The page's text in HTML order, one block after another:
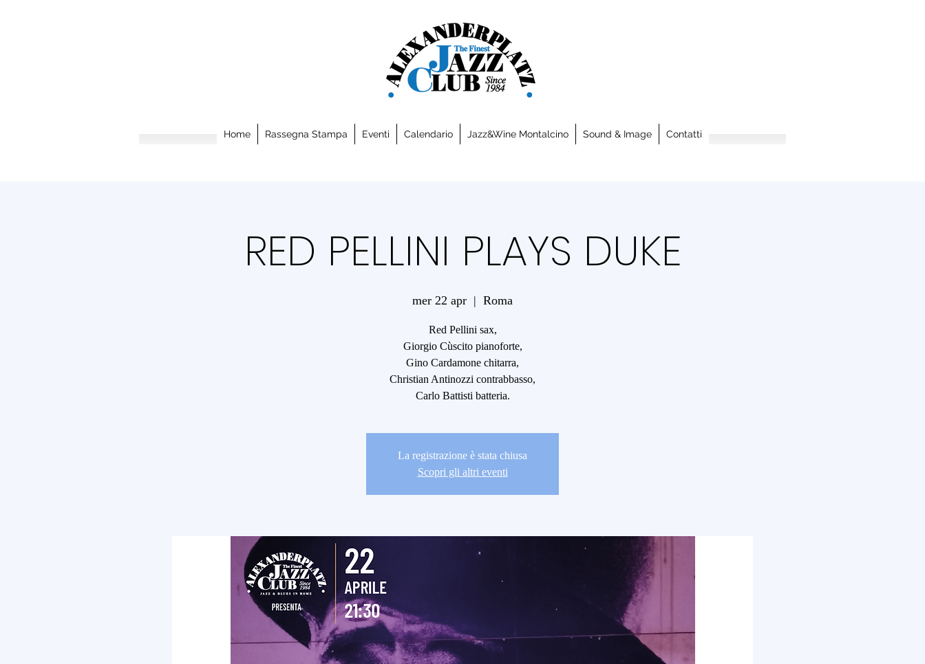
Home Rassegna Stampa Eventi Calendario Jazz&Wine Montalcino Sound & Image Contatti
RED PELLINI PLAYS DUKE
mer 22 apr
  |
Roma
Red Pellini sax,
Giorgio Cùscito pianoforte,
Gino Cardamone chitarra,
Christian Antinozzi contrabbasso,
Carlo Battisti batteria.
La registrazione è stata chiusa
Scopri gli altri eventi